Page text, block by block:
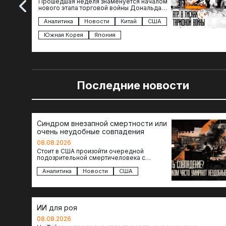
нового этапа торговой войны Дональда
импорта из более 100 стран…
Аналитика Новости Китай
США
Южная Корея
Япония
Последние новости
Синдром внезапной смертности или
очень неудобные совпадения
08.08.2026
Стоит в США произойти очередной
подозрительной смертичеловека с
как официальные версии снова
оказываются удивительно похожими:
Аналитика Новости США
ИИ для роя
08.08.2026